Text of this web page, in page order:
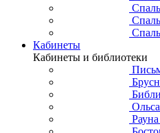
Кабинеты
Кабинеты и библиотеки